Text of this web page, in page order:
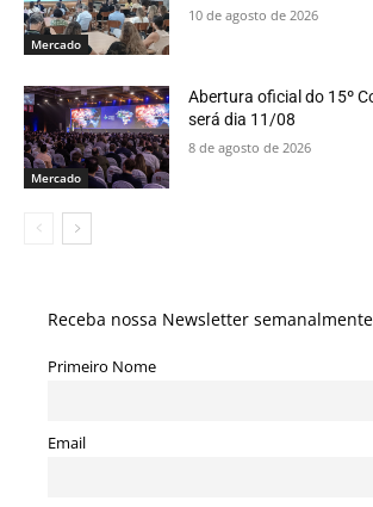
Mercado
10 de agosto de 2026
Mercado
Abertura oficial do 15º
será dia 11/08
8 de agosto de 2026
Receba nossa Newsletter semanalmente
Primeiro Nome
Email